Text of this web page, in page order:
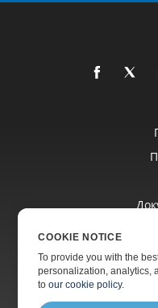
COOKIE NOTICE
To provide you with the
personalization, analytics,
toour cookie policy.